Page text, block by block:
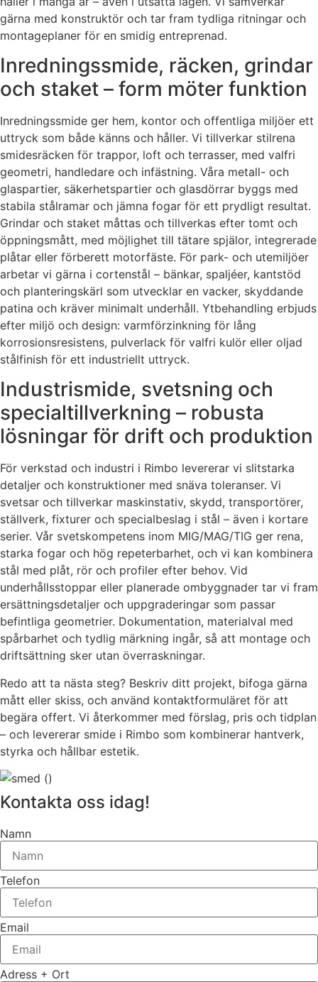
gärna med konstruktör och tar fram tydliga ritningar och
montageplaner för en smidig entreprenad.
Inredningssmide, räcken, grindar
och staket – form möter funktion
Inredningssmide ger hem, kontor och offentliga miljöer ett
uttryck som både känns och håller. Vi tillverkar stilrena
smidesräcken för trappor, loft och terrasser, med valfri
geometri, handledare och infästning. Våra metall- och
glaspartier, säkerhetspartier och glasdörrar byggs med
stabila stålramar och jämna fogar för ett prydligt resultat.
Grindar och staket måttas och tillverkas efter tomt och
öppningsmått, med möjlighet till tätare spjälor, integrerade
plåtar eller förberett motorfäste. För park- och utemiljöer
arbetar vi gärna i cortenstål – bänkar, spaljéer, kantstöd
och planteringskärl som utvecklar en vacker, skyddande
patina och kräver minimalt underhåll. Ytbehandling erbjuds
efter miljö och design: varmförzinkning för lång
korrosionsresistens, pulverlack för valfri kulör eller oljad
stålfinish för ett industriellt uttryck.
Industrismide, svetsning och
specialtillverkning – robusta
lösningar för drift och produktion
För verkstad och industri i Rimbo levererar vi slitstarka
detaljer och konstruktioner med snäva toleranser. Vi
svetsar och tillverkar maskinstativ, skydd, transportörer,
ställverk, fixturer och specialbeslag i stål – även i kortare
serier. Vår svetskompetens inom MIG/MAG/TIG ger rena,
starka fogar och hög repeterbarhet, och vi kan kombinera
stål med plåt, rör och profiler efter behov. Vid
underhållsstoppar eller planerade ombyggnader tar vi fram
ersättningsdetaljer och uppgraderingar som passar
befintliga geometrier. Dokumentation, materialval med
spårbarhet och tydlig märkning ingår, så att montage och
driftsättning sker utan överraskningar.
Redo att ta nästa steg? Beskriv ditt projekt, bifoga gärna
mått eller skiss, och använd kontaktformuläret för att
begära offert. Vi återkommer med förslag, pris och tidplan
– och levererar smide i Rimbo som kombinerar hantverk,
styrka och hållbar estetik.
Kontakta oss idag!
Namn
Telefon
Email
Adress + Ort